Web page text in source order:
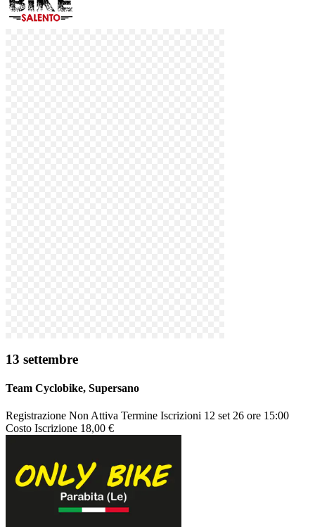
13 settembre
Team Cyclobike, Supersano
Registrazione Non Attiva Termine Iscrizioni 12 set 26 ore 15:00
Costo Iscrizione 18,00 €